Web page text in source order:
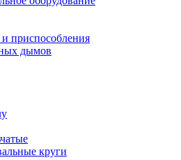
приспособления
дымов
круги